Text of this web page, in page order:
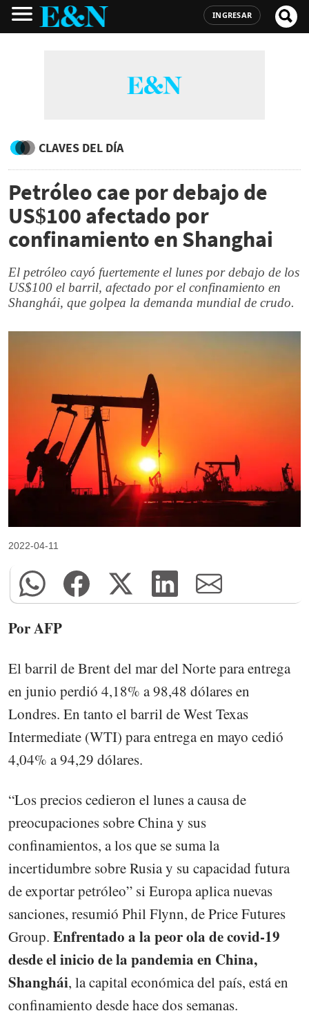
INGRESAR
CLAVES DEL DÍA
Petróleo cae por debajo de
US$100 afectado por
confinamiento en Shanghai
El petróleo cayó fuertemente el lunes por debajo de los
US$100 el barril, afectado por el confinamiento en
Shanghái, que golpea la demanda mundial de crudo.
2022-04-11
Por AFP
El barril de Brent del mar del Norte para entrega
en junio perdió 4,18% a 98,48 dólares en
Londres. En tanto el barril de West Texas
Intermediate (WTI) para entrega en mayo cedió
4,04% a 94,29 dólares.
“Los precios cedieron el lunes a causa de
preocupaciones sobre China y sus
confinamientos, a los que se suma la
incertidumbre sobre Rusia y su capacidad futura
de exportar petróleo” si Europa aplica nuevas
sanciones, resumió Phil Flynn, de Price Futures
Group. Enfrentado a la peor ola de covid-19
desde el inicio de la pandemia en China,
Shanghái, la capital económica del país, está en
confinamiento desde hace dos semanas.